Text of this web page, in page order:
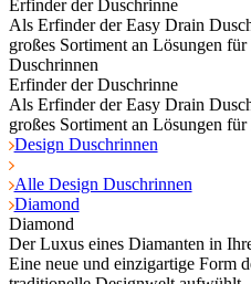
Erfinder der Duschrinne
Als Erfinder der Easy Drain
großes Sortiment an Lösungen
Duschrinnen
Erfinder der Duschrinne
Als Erfinder der Easy Drain
großes Sortiment an Lösungen
Design Duschrinnen
Alle Design Duschrinnen
Diamond
Diamond
Der Luxus eines Diamanten in
Eine neue und einzigartige Form